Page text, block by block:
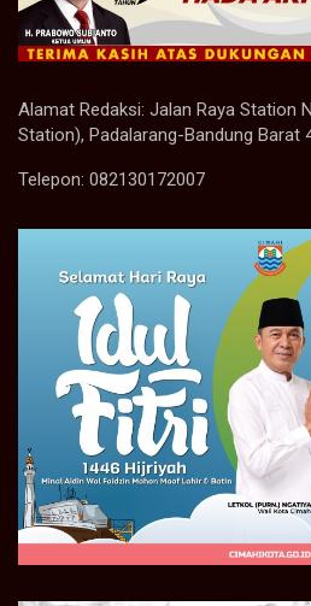
Alamat Redaksi: Jalan Raya Station
Station), Padalarang-Bandung Barat
Telepon: 082130172007